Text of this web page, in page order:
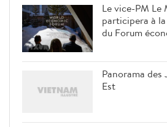
Le vice-PM Le
participera à
du Forum
Panorama des
Est